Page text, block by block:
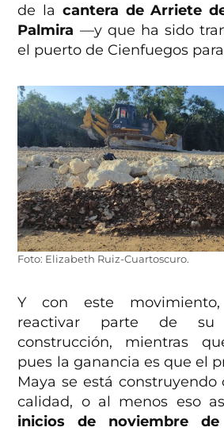
de la cantera de Arriete
Palmira —y que ha sido
el puerto de Cienfuegos
Foto: Elizabeth Ruiz-Cuartoscuro.
Y con este
reactivar parte de su
construcción, mientras
pues la ganancia es que el
Maya se está
calidad, o al menos eso
inicios de noviembre de